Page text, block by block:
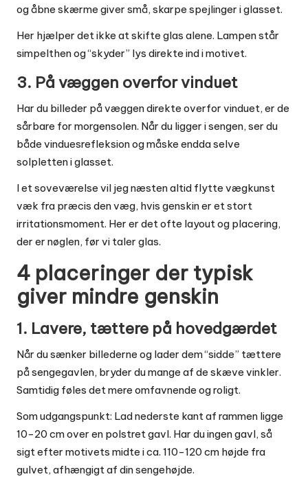
og åbne skærme giver små, skarpe spejlinger i glasset.
Her hjælper det ikke at skifte glas alene. Lampen står
simpelthen og “skyder” lys direkte ind i motivet.
3. På væggen overfor vinduet
Har du billeder på væggen direkte overfor vinduet, er de
sårbare for morgensolen. Når du ligger i sengen, ser du
både vinduesrefleksion og måske endda selve
solpletten i glasset.
I et soveværelse vil jeg næsten altid flytte vægkunst
væk fra præcis den væg, hvis genskin er et stort
irritationsmoment. Her er det ofte layout og placering,
der er nøglen, før vi taler glas.
4 placeringer der typisk
giver mindre genskin
1. Lavere, tættere på hovedgærdet
Når du sænker billederne og lader dem “sidde” tættere
på sengegavlen, bryder du mange af de skæve vinkler.
Samtidig føles det mere omfavnende og roligt.
Som udgangspunkt: Lad nederste kant af rammen ligge
10-20 cm over en polstret gavl. Har du ingen gavl, så
sigt efter motivets midte i ca. 110-120 cm højde fra
gulvet, afhængigt af din sengehøjde.